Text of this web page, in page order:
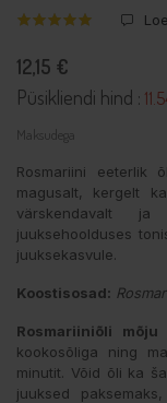
12,15 €
Püsikliendi hind :
Maksudega
Rosmariini eeterlik
magusalt, kergelt
värskendavalt
juuksehoolduses
juuksekasvule.
Koostisosad:
Rosmariiniõli mõju
kookosõliga ning
minutit. Võid õli ka
juuksed